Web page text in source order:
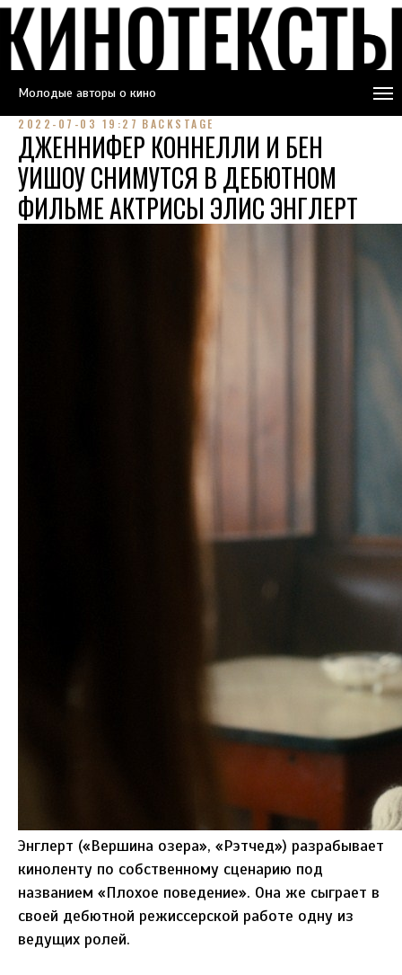
Молодые авторы о кино
2022-07-03 19:27 BACKSTAGE
ДЖЕННИФЕР КОННЕЛЛИ И БЕН
УИШОУ СНИМУТСЯ В ДЕБЮТНОМ
ФИЛЬМЕ АКТРИСЫ ЭЛИС ЭНГЛЕРТ
Энглерт («Вершина озера», «Рэтчед») разрабывает
киноленту по собственному сценарию под
названием «Плохое поведение». Она же сыграет в
своей дебютной режиссерской работе одну из
ведущих ролей.